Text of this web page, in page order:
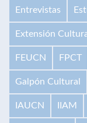
Entrevistas
Extensión
FEUCN FPCT
Galpón Cultural
IAUCN IIAM